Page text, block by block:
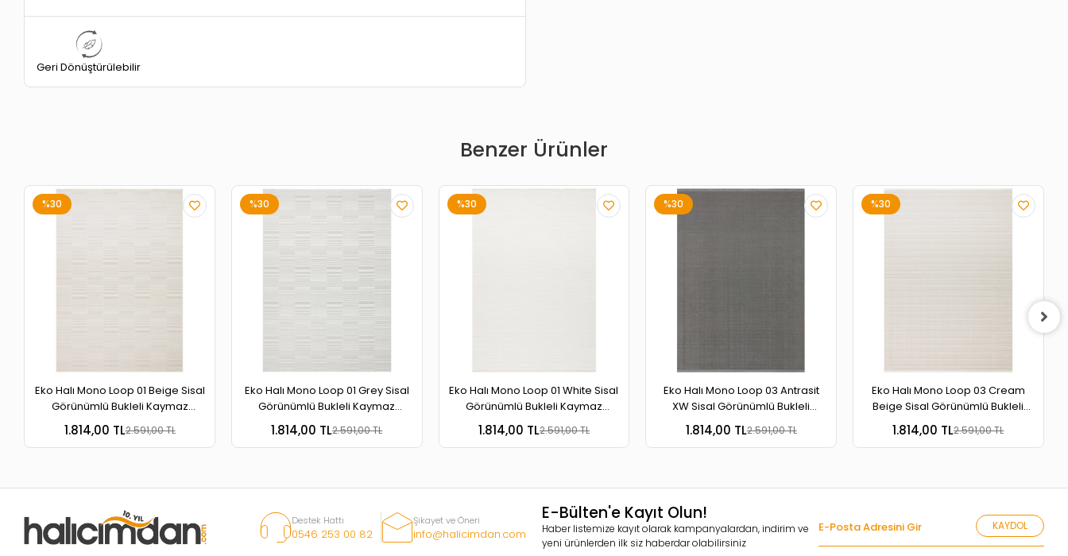
Geri Dönüştürülebilir
Benzer Ürünler
%30
Eko Halı Mono Loop 01 Grey Sisal
Görünümlü Bukleli Kaymaz
Tabanlı Yıkanabilir Halı
1.814,00 TL2.591,00 TL
%30
Eko Halı Mono Loop 01 White Sisal
Görünümlü Bukleli Kaymaz
Tabanlı Yıkanabilir Halı
1.814,00 TL2.591,00 TL
%30
Eko Halı Mono Loop 03 Antrasit
XW Sisal Görünümlü Bukleli
Kaymaz Tabanlı Yıkanabilir Halı
1.814,00 TL2.591,00 TL
%30
Eko Halı Mono Loop 03 Cream
Beige Sisal Görünümlü Bukleli
Kaymaz Tabanlı Yıkanabilir Halı
1.814,00 TL2.591,00 TL
%30
Eko Halı Mono Loop 03 Grey XW
Sisal Görünümlü Bukleli Kaymaz
Tabanlı Yıkanabilir Halı
1.814,00 TL2.591,00 TL
Destek Hattı
0546 253 00 82
Şikayet ve Öneri
info@halicimdan.com
E-Bülten'e Kayıt Olun!
Haber listemize kayıt olarak kampanyalardan, indirim ve
yeni ürünlerden ilk siz haberdar olabilirsiniz
KAYDOL